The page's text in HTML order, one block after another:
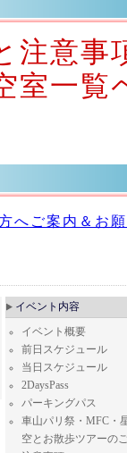
注意
室一
へご案内＆お
イベント内容
イベント概要
前日スケジュール
当日スケジュール
2DaysPass
パーキングパス
車山パリ祭・MFC・
空とお散歩ツアーの